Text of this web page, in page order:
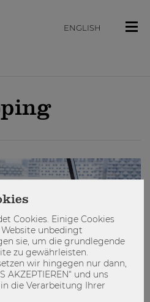
ENGLISH
Cookies. Einige Cookies
unbedingt
sie, um die grundlegende
zu gewährleisten.
wir hingegen nur dann,
AKZEPTIEREN“ und uns
die Verarbeitung Ihrer